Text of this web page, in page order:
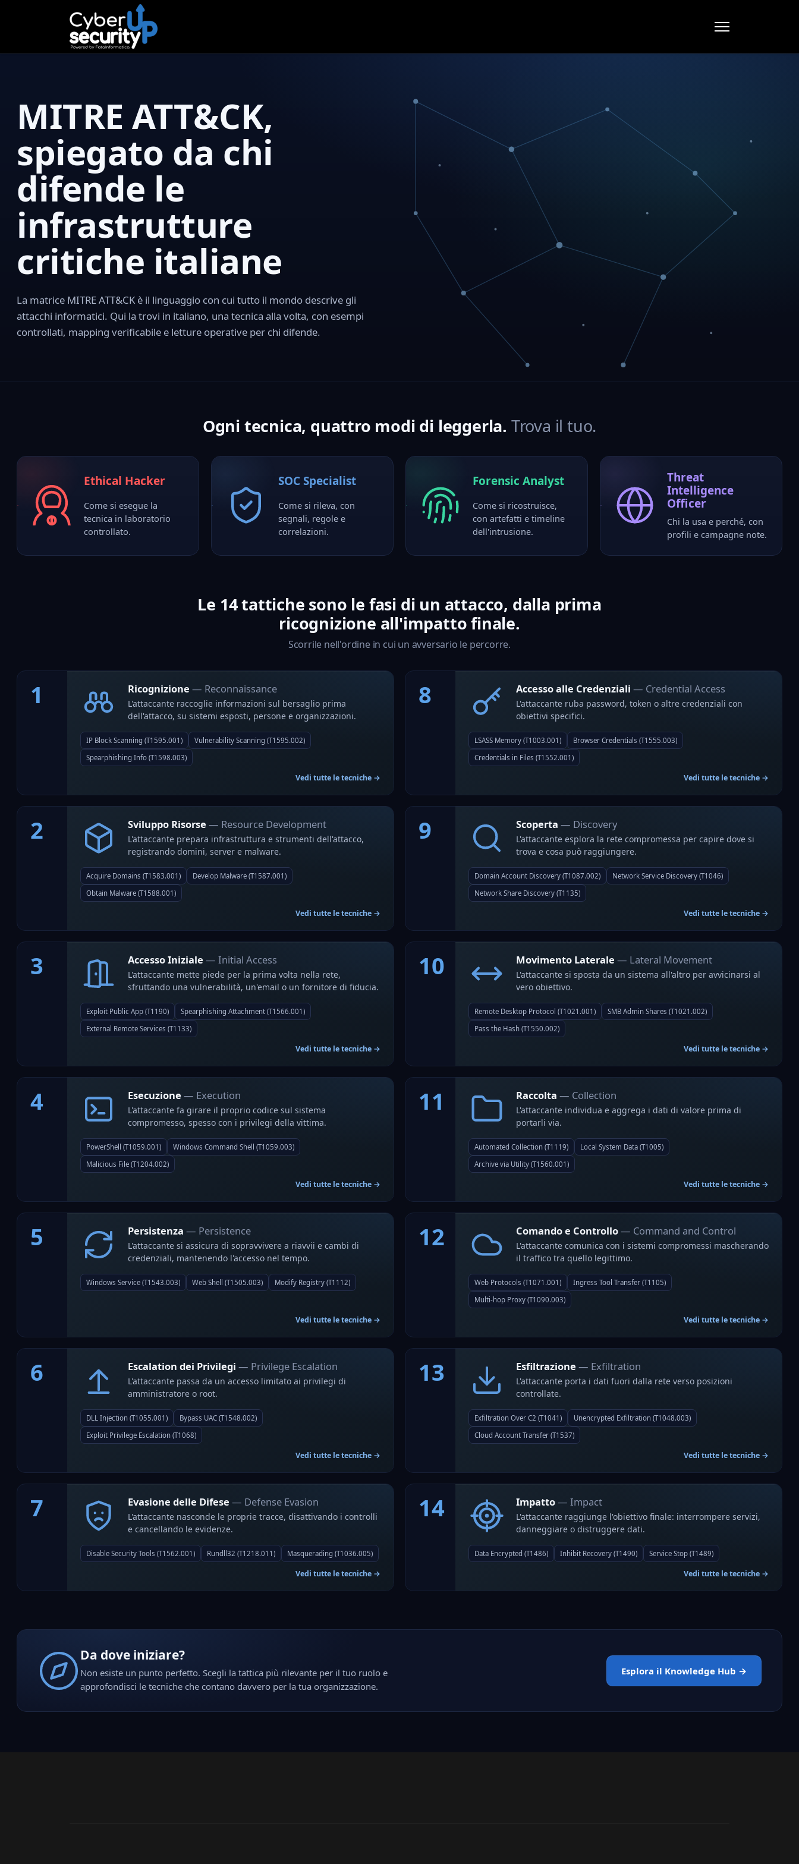
MITRE ATT&CK,
spiegato da chi
difende le
infrastrutture
critiche italiane
La matrice MITRE ATT&CK è il linguaggio con cui tutto il mondo descrive gli
attacchi informatici. Qui la trovi in italiano, una tecnica alla volta, con esempi
controllati, mapping verificabile e letture operative per chi difende.
Ogni tecnica, quattro modi di leggerla. Trova il tuo.
Ethical Hacker
Come si esegue la
tecnica in laboratorio
controllato.
SOC Specialist
Come si rileva, con
segnali, regole e
correlazioni.
Forensic Analyst
Come si ricostruisce,
con artefatti e timeline
dell'intrusione.
Threat
Intelligence
Officer
Chi la usa e perché, con
profili e campagne note.
Le 14 tattiche sono le fasi di un attacco, dalla prima
ricognizione all'impattofinale.
Scorrile nell'ordine in cui un avversario le percorre.
1 Ricognizione — Reconnaissance
L'attaccante raccoglie informazioni sul bersaglio prima
dell'attacco, su sistemi esposti, persone e organizzazioni.
IP Block Scanning (T1595.001)
Vulnerability Scanning (T1595.002)
Spearphishing Info (T1598.003)
Vedi tutte le tecniche →
8 Accesso alle Credenziali — Credential Access
L'attaccante ruba password, token o altre credenziali con
obiettivi specifici.
LSASS Memory (T1003.001)
Browser Credentials (T1555.003)
Credentials in Files (T1552.001)
Vedi tutte le tecniche →
2 Sviluppo Risorse — Resource Development
L'attaccante prepara infrastruttura e strumenti dell'attacco,
registrando domini, server e malware.
Acquire Domains (T1583.001)
Develop Malware (T1587.001)
Obtain Malware (T1588.001)
Vedi tutte le tecniche →
9 Scoperta — Discovery
L'attaccante esplora la rete compromessa per capire dove si
trova e cosa può raggiungere.
Domain Account Discovery (T1087.002)
Network Service Discovery (T1046)
Network Share Discovery (T1135)
Vedi tutte le tecniche →
3 Accesso Iniziale — Initial Access
L'attaccante mette piede per la prima volta nella rete,
sfruttando una vulnerabilità, un'email o un fornitore di fiducia.
Exploit Public App (T1190)
Spearphishing Attachment (T1566.001)
External Remote Services (T1133)
Vedi tutte le tecniche →
10 Movimento Laterale — Lateral Movement
L'attaccante si sposta da un sistema all'altro per avvicinarsi al
vero obiettivo.
Remote Desktop Protocol (T1021.001)
SMB Admin Shares (T1021.002)
Pass the Hash (T1550.002)
Vedi tutte le tecniche →
4 Esecuzione — Execution
L'attaccante fa girare il proprio codice sul sistema
compromesso, spesso con i privilegi della vittima.
PowerShell (T1059.001)
Windows Command Shell (T1059.003)
Malicious File (T1204.002)
Vedi tutte le tecniche →
11 Raccolta — Collection
L'attaccante individua e aggrega i dati di valore prima di
portarli via.
Automated Collection (T1119)
Local System Data (T1005)
Archive via Utility (T1560.001)
Vedi tutte le tecniche →
5 Persistenza — Persistence
L'attaccante si assicura di sopravvivere a riavvii e cambi di
credenziali, mantenendo l'accesso nel tempo.
Windows Service (T1543.003) Web Shell (T1505.003) Modify Registry (T1112)
Vedi tutte le tecniche →
12 Comando e Controllo— Command and Control
L'attaccante comunica con i sistemi compromessi mascherando
il traffico tra quello legittimo.
Web Protocols (T1071.001)
Ingress Tool Transfer (T1105)
Multi-hop Proxy (T1090.003)
Vedi tutte le tecniche →
6 Escalation dei Privilegi — Privilege Escalation
L'attaccante passa da un accesso limitato ai privilegi di
amministratore o root.
DLL Injection (T1055.001)
Bypass UAC (T1548.002)
Exploit Privilege Escalation (T1068)
Vedi tutte le tecniche →
13 Esfiltrazione — Exfiltration
L'attaccante porta i dati fuori dalla rete verso posizioni
controllate.
Exfiltration Over C2 (T1041)
Unencrypted Exfiltration (T1048.003)
Cloud Account Transfer (T1537)
Vedi tutte le tecniche →
7 Evasione delle Difese — Defense Evasion
L'attaccante nasconde le proprie tracce, disattivando i controlli
e cancellando le evidenze.
Disable Security Tools (T1562.001) Rundll32 (T1218.011) Masquerading (T1036.005)
Vedi tutte le tecniche →
14 Impatto— Impact
L'attaccante raggiunge l'obiettivo finale: interrompere servizi,
danneggiare o distruggere dati.
Data Encrypted (T1486) Inhibit Recovery (T1490) Service Stop (T1489)
Vedi tutte le tecniche →
Da dove iniziare?
Non esiste un punto perfetto. Scegli la tattica più rilevante per il tuo ruolo e
approfondisci le tecniche che contano davvero per la tua organizzazione.
Esplora il Knowledge Hub →